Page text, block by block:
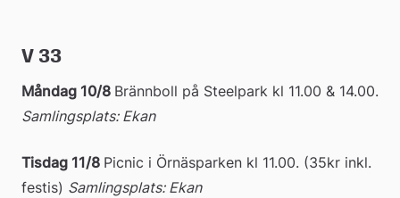
V 33
Måndag 10/8 Brännboll på Steelpark kl 11.00 & 14.00.
Samlingsplats: Ekan
Tisdag 11/8 Picnic i Örnäsparken kl 11.00. (35kr inkl.
festis) Samlingsplats: Ekan